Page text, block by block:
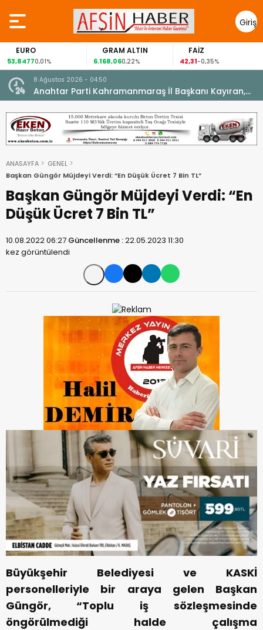
Giriş
Yap
0,01%
GRAM ALTIN
6.168,060,22%
FAİZ
-0,35%
8 Ağustos 2026 - 04:50
Anahtar Parti Kahramanmaraş İl Başkanı Kayıran,
Afşin Teşkilatı ile buluştu.
ANASAYFA
GENEL
Başkan Güngör Müjdeyi Verdi: “En Düşük Ücret 7 Bin TL”
Başkan Güngör Müjdeyi Verdi: “En
Düşük Ücret 7 Bin TL”
10.08.2022 06:27 Güncellenme :22.05.2023 11:30
kez görüntülendi
Büyükşehir Belediyesi ve KASKİ
personelleriyle bir araya gelen Başkan
Güngör, “Toplu iş sözleşmesinde
öngörülmediği halde çalışma